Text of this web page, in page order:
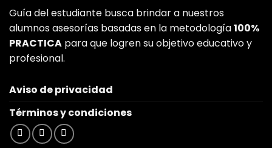
Guía del estudiante busca brindar a nuestros
alumnos asesorías basadas en la metodología100%
PRACTICA para que logren su objetivo educativo y
profesional.
Aviso de privacidad
Términos y condiciones